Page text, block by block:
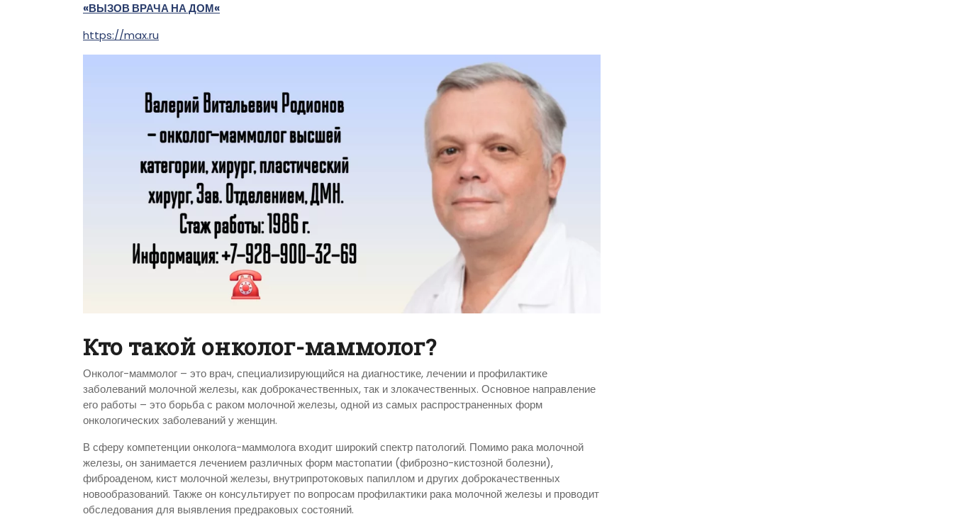
«ВЫЗОВ ВРАЧА НА ДОМ«
https://max.ru
Кто такой онколог-маммолог?
Онколог-маммолог – это врач, специализирующийся на диагностике, лечении и профилактике
заболеваний молочной железы, как доброкачественных, так и злокачественных. Основное направление
его работы – это борьба с раком молочной железы, одной из самых распространенных форм
онкологических заболеваний у женщин.
В сферу компетенции онколога-маммолога входит широкий спектр патологий. Помимо рака молочной
железы, он занимается лечением различных форм мастопатии (фиброзно-кистозной болезни),
фиброаденом, кист молочной железы, внутрипротоковых папиллом и других доброкачественных
новообразований. Также он консультирует по вопросам профилактики рака молочной железы и проводит
обследования для выявления предраковых состояний.